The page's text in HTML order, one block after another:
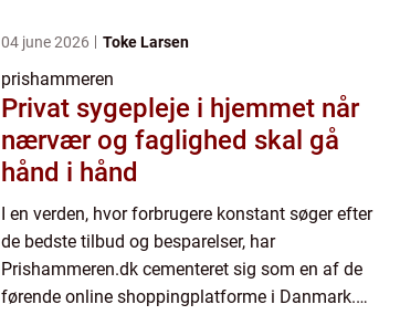
04 june 2026 Toke Larsen
prishammeren
Privat sygepleje i hjemmet når
nærvær og faglighed skal gå
hånd i hånd
I en verden, hvor forbrugere konstant søger efter
de bedste tilbud og besparelser, har
Prishammeren.dk cementeret sig som en af de
førende online shoppingplatforme i Danmark.